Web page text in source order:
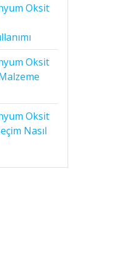
Oksit
Oksit
Oksit
Nasıl